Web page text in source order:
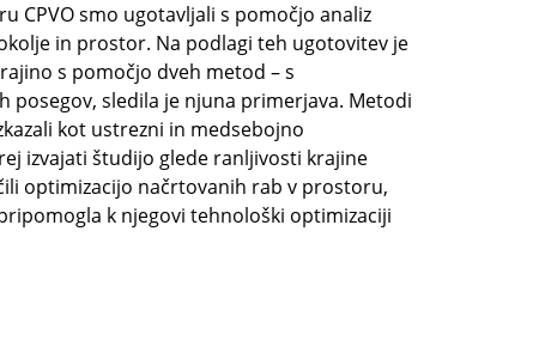
CPVO smo ugotavljali s pomočjo analiz
in prostor. Na podlagi teh ugotovitev je
s pomočjo dveh metod – s
sledila je njuna primerjava. Metodi
kot ustrezni in medsebojno
izvajati študijo glede ranljivosti krajine
optimizacijo načrtovanih rab v prostoru,
k njegovi tehnološki optimizaciji